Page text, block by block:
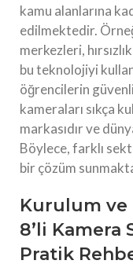
kamu alanlarına
edilmektedir.
merkezleri,
bu teknolojiyi
öğrencilerin
kameraları sıkça
markasıdır ve
Böylece, farklı
bir çözüm
Kurulum ve
8’li Kamera
Pratik